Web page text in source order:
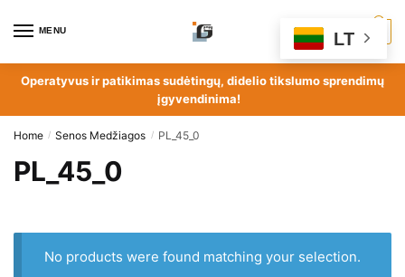
MENU
Operatyvus ir patikimas sudėtingų, didelio tikslumo sprendimų
įgyvendinima!
Home / Senos Medžiagos / PL_45_0
PL_45_0
No products were found matching your selection.
LT